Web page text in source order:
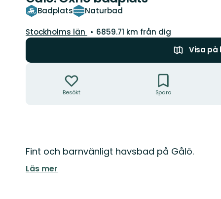
Badplats Naturbad
Län:
Stockholms län
6859.71 km från dig
Visa på
Besökt Spara
Beskrivning
Fint och barnvänligt havsbad på Gålö.
Läs mer